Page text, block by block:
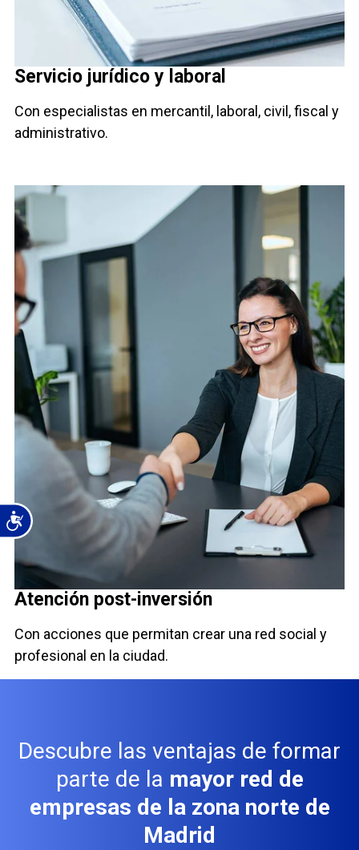
Servicio jurídico y laboral
Con especialistas en mercantil, laboral, civil, fiscal y
administrativo.
Atención post-inversión
Con acciones que permitan crear una red social y
profesional en la ciudad.
Descubre las ventajas de formar
parte de la mayor red de
empresas de la zona norte de
Madrid